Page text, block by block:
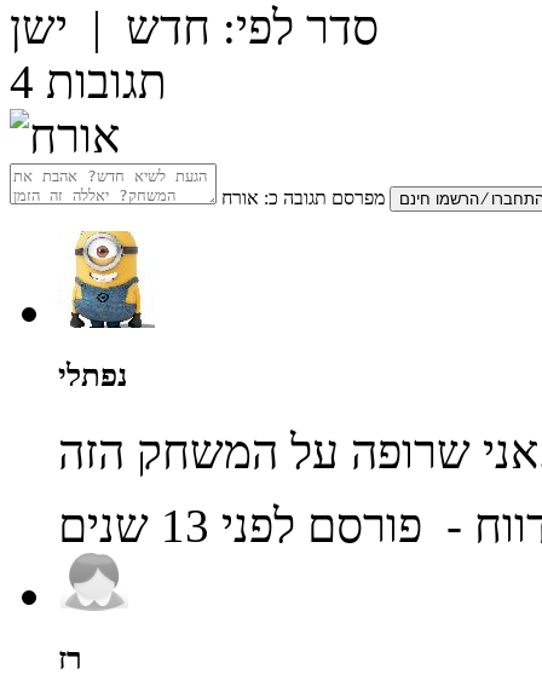
סדר לפי: חדש | ישן
4 תגובות
מפרסם תגובה כ: אורח
נפתלי
- פורסם לפני 13 שנים
רז